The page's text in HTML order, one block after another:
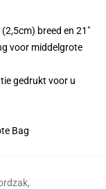
breed en 21"
voor middelgrote
gedrukt voor u
Bag
,